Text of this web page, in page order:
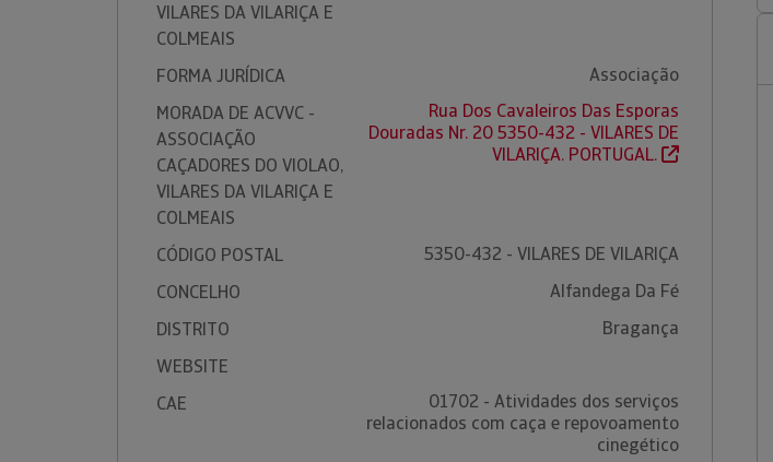
VILARES DA VILARIÇA E
COLMEAIS
FORMA JURÍDICA
Associação
MORADA DE ACVVC -
ASSOCIAÇÃO
CAÇADORES DO VIOLAO,
VILARES DA VILARIÇA E
COLMEAIS
Rua Dos Cavaleiros Das Esporas
Douradas Nr. 20 5350-432 - VILARES DE
VILARIÇA. PORTUGAL.
CÓDIGO POSTAL
5350-432 - VILARES DE VILARIÇA
CONCELHO
Alfandega Da Fé
DISTRITO
Bragança
WEBSITE
CAE
01702 - Atividades dos serviços
relacionados com caça e repovoamento
cinegético